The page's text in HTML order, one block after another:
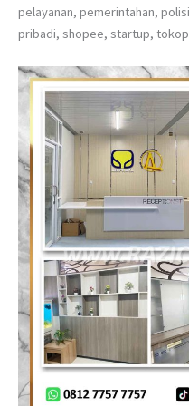
pelayanan, pemerintahan,
pribadi, shopee, startup,